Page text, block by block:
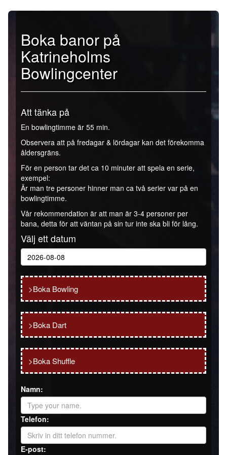
Boka banor på
Katrineholms
Bowlingcenter
Att tänka på
En bowlingtimme är 55 min.
Observera att på fredagar & lördagar kan det förekomma
åldersgräns.
För en person tar det ca 10 minuter att spela en serie,
exempel:
Är man tre personer hinner man ca två serier var på en
bowlingtimme.
Vår rekommendation är att man är 3-4 personer per
bana, detta för att väntan på sin tur inte ska bli för lång.
Välj ett datum
>Boka Bowling
>Boka Dart
>Boka Shuffle
Namn:
Telefon:
E-post: